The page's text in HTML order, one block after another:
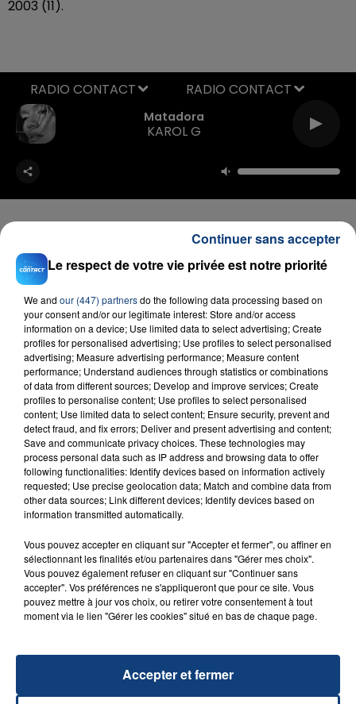
2003 (11).
Matadora
KAROL G
RADIO CONTACT
FIL D'ACTU
23 juillet 2026
INCENDIE MORTEL À LENS : UNE FEMME ET
SON BÉBÉ ENTRE LA VIE ET LA...
Un homme s'est immolé par le feu après avoir
aspergé sa compagne et leur bébé de trois mois
d'un liquide inflammable.
OPÉRER DE LA CHEVILLE RESSORT DE LA...
La famille a porté plainte contre la clinique qui a
Le respect de votre vie privée est notre priorité
We and our (447) partnersdo the following data processing based on
your consent and/or our legitimate interest: Store and/or access
information on a device; Use limited data to select advertising; Create
profiles for personalised advertising; Use profiles to select personalised
advertising; Measure advertising performance; Measure content
performance; Understand audiences through statistics or combinations
of data from different sources; Develop and improve services; Create
profiles to personalise content; Use profiles to select personalised
content; Use limited data to select content; Ensure security, prevent and
detect fraud, and fix errors; Deliver and present advertising and content;
Save and communicate privacy choices. These technologies may
process personal data such as IP address and browsing data to offer
following functionalities: Identify devices based on information actively
requested; Use precise geolocation data; Match and combine data from
other data sources; Link different devices; Identify devices based on
information transmitted automatically.
Vous pouvez accepter en cliquant sur "Accepter et fermer", ou affiner en
sélectionnant les finalités et/ou partenaires dans "Gérer mes choix".
Vous pouvez également refuser en cliquant sur "Continuer sans
accepter". Vos préférences ne s'appliqueront que pour ce site. Vous
pouvez mettre à jour vos choix, ou retirer votre consentement à tout
moment via le lien "Gérer les cookies" situé en bas de chaque page.
Accepter et fermer
Continuer sans accepter